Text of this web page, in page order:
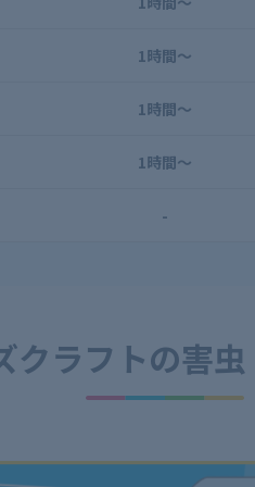
1時間～
1時間～
1時間～
-
クラフトの害